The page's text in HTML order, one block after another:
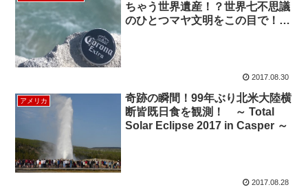
ちゃう世界遺産！？世界七不思議
のひとつマヤ文明をこの目で！
2017.08.30
アメリカ
奇跡の瞬間！99年ぶり北米大陸横
断皆既日食を観測！ ～ Total
Solar Eclipse 2017 in Casper ～
2017.08.28